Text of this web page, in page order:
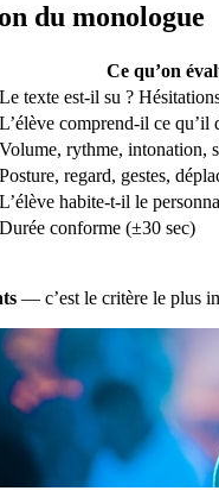
du monologue
Ce qu’on
Le texte est-il su ?
L’élève comprend-il ce qu’il
Volume, rythme, intonation,
Posture, regard, gestes,
L’élève habite-t-il le
Durée conforme (±30 sec)
— c’est le critère le plus